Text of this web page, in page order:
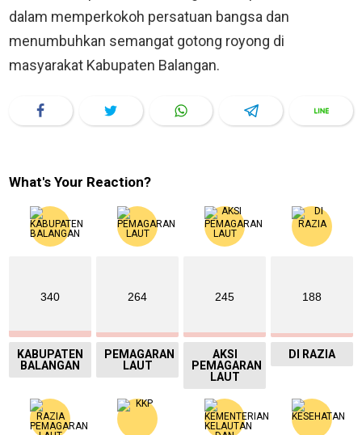
dalam memperkokoh persatuan bangsa dan
menumbuhkan semangat gotong royong di
masyarakat Kabupaten Balangan.
What's Your Reaction?
340
KABUPATEN
BALANGAN
264
PEMAGARAN
LAUT
245
AKSI
PEMAGARAN
LAUT
188
DI RAZIA